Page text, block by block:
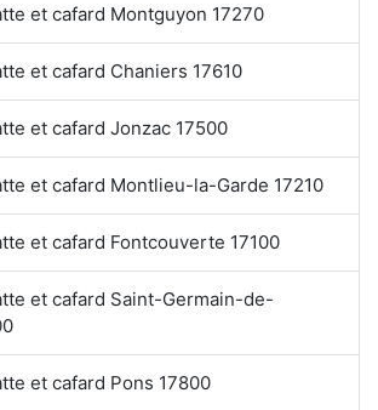
et cafard Montguyon 17270
et cafard Chaniers 17610
et cafard Jonzac 17500
et cafard Montlieu-la-Garde 17210
et cafard Fontcouverte 17100
et cafard Saint-Germain-de-
et cafard Pons 17800